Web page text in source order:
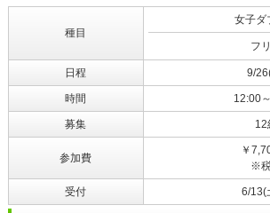
種目
女子ダ
フ
日程 9/
時間 12:00
募集 12
参加費
￥
※
受付 6/13(